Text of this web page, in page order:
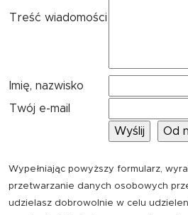
Treść wiadomości
Imię, nazwisko
Twój e-mail
Wypełniając powyższy formularz,
przetwarzanie danych osobowych
udzielasz dobrowolnie w celu